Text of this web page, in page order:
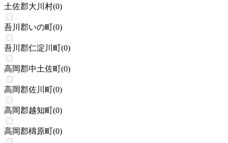
土佐郡大川村(0)
吾川郡いの町(0)
吾川郡仁淀川町(0)
高岡郡中土佐町(0)
高岡郡佐川町(0)
高岡郡越知町(0)
高岡郡檮原町(0)